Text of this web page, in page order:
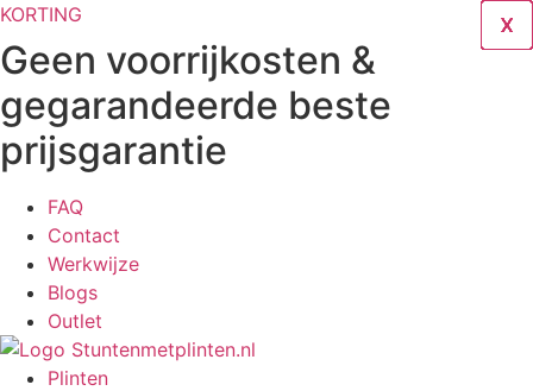
Ga
naar
de
inhoud
KORTING
Geen voorrijkosten &
gegarandeerde beste
prijsgarantie
FAQ
Contact
Werkwijze
Blogs
Outlet
Plinten
X
X
X
X
X
X
X
X
X